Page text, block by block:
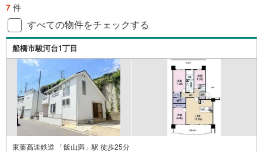
7 件
すべての物件をチェックする
船橋市駿河台1丁目
東葉高速鉄道 「飯山満」駅 徒歩25分